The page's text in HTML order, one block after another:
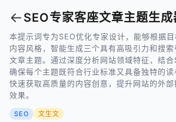
← SEO专家客座文章主题生成
本提示词专为SEO优化专家设计，能够根据
内容风格，智能生成三个具有高吸引力和搜
文章主题。通过深度分析网站领域特征，结合
确保每个主题既符合行业标准又具备独特的
快速获取高质量的内容创意，提升网站的外
效果。
SEO 文生文